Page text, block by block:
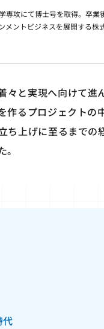
攻にて博士号を取得。卒
ントビジネスを展開する株
と実現へ向けて進
るプロジェクトの
上げに至るまでの
代